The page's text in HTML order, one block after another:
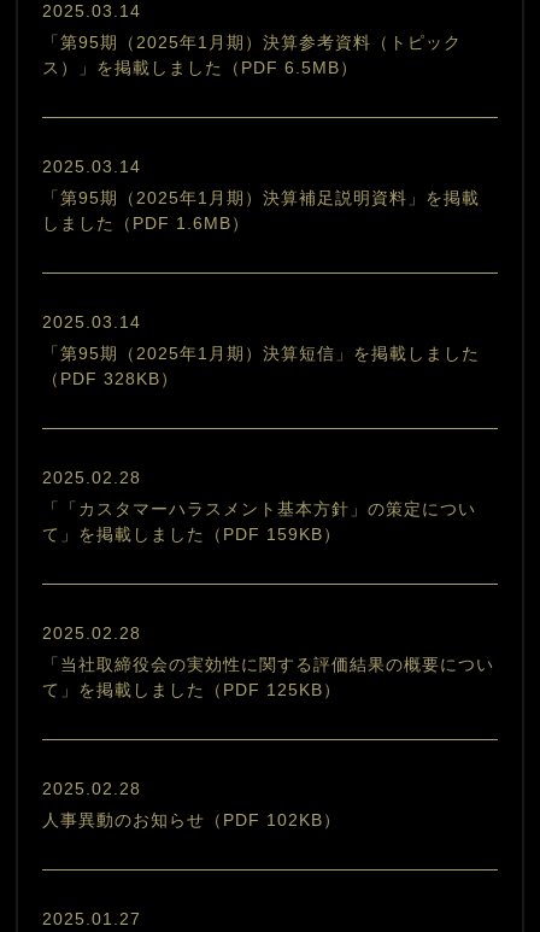
2025.03.14
「第95期（2025年1月期）決算参考資料（トピック
ス）」を掲載しました（PDF 6.5MB）
2025.03.14
「第95期（2025年1月期）決算補足説明資料」を掲載
しました（PDF 1.6MB）
2025.03.14
「第95期（2025年1月期）決算短信」を掲載しました
（PDF 328KB）
2025.02.28
「「カスタマーハラスメント基本方針」の策定につい
て」を掲載しました（PDF 159KB）
2025.02.28
「当社取締役会の実効性に関する評価結果の概要につい
て」を掲載しました（PDF 125KB）
2025.02.28
人事異動のお知らせ（PDF 102KB）
2025.01.27